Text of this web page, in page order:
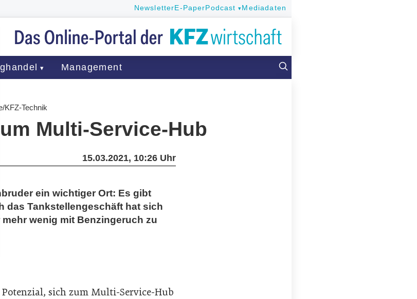
NewsletterE-PaperPodcast Mediadaten
Management
/KFZ-Technik
Multi-Service-Hub
15.03.2021, 10:26 Uhr
ein wichtiger Ort: Es gibt
das Tankstellengeschäft hat sich
wenig mit ­Benzingeruch zu
sich zum Multi-Service-Hub